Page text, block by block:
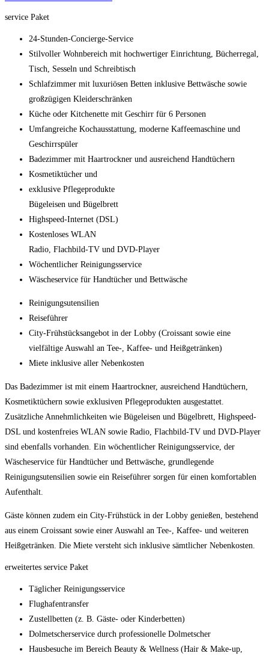
service Paket
24-Stunden-Concierge-Service
Stilvoller Wohnbereich mit hochwertiger Einrichtung, Bücherregal,
Tisch, Sesseln und Schreibtisch
Schlafzimmer mit luxuriösen Betten inklusive Bettwäsche sowie
großzügigen Kleiderschränken
Küche oder Kitchenette mit Geschirr für 6 Personen
Umfangreiche Kochausstattung, moderne Kaffeemaschine und
Geschirrspüler
Badezimmer mit Haartrockner und ausreichend Handtüchern
Kosmetiktücher und
exklusive Pflegeprodukte
Bügeleisen und Bügelbrett
Highspeed-Internet (DSL)
Kostenloses WLAN
Radio, Flachbild-TV und DVD-Player
Wöchentlicher Reinigungsservice
Wäscheservice für Handtücher und Bettwäsche
Reinigungsutensilien
Reiseführer
City-Frühstücksangebot in der Lobby (Croissant sowie eine
vielfältige Auswahl an Tee-, Kaffee- und Heißgetränken)
Miete inklusive aller Nebenkosten
Das Badezimmer ist mit einem Haartrockner, ausreichend Handtüchern,
Kosmetiktüchern sowie exklusiven Pflegeprodukten ausgestattet.
Zusätzliche Annehmlichkeiten wie Bügeleisen und Bügelbrett, Highspeed-
DSL und kostenfreies WLAN sowie Radio, Flachbild-TV und DVD-Player
sind ebenfalls vorhanden. Ein wöchentlicher Reinigungsservice, der
Wäscheservice für Handtücher und Bettwäsche, grundlegende
Reinigungsutensilien sowie ein Reiseführer sorgen für einen komfortablen
Aufenthalt.
Gäste können zudem ein City-Frühstück in der Lobby genießen, bestehend
aus einem Croissant sowie einer Auswahl an Tee-, Kaffee- und weiteren
Heißgetränken. Die Miete versteht sich inklusive sämtlicher Nebenkosten.
erweitertes service Paket
Täglicher Reinigungsservice
Flughafentransfer
Zustellbetten (z. B. Gäste- oder Kinderbetten)
Dolmetscherservice durch professionelle Dolmetscher
Hausbesuche im Bereich Beauty & Wellness (Hair & Make-up,